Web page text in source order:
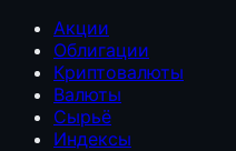
Акции
Облигации
Криптовалюты
Валюты
Сырьё
Индексы